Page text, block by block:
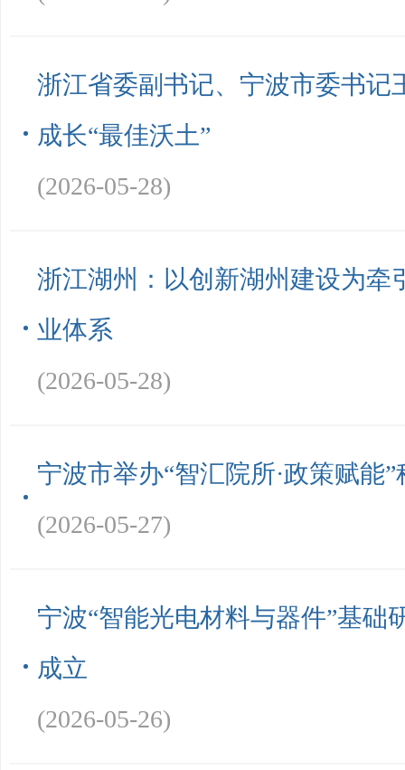
浙江省委副书记、宁波市委书记
成长“最佳沃土”
(2026-05-28)
浙江湖州：以创新湖州建设为牵
业体系
(2026-05-28)
宁波市举办“智汇院所·政策赋能
(2026-05-27)
宁波“智能光电材料与器件”基础
成立
(2026-05-26)